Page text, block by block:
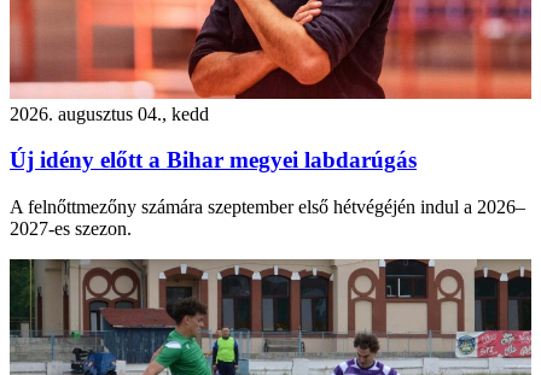
2026. augusztus 04., kedd
Új idény előtt a Bihar megyei labdarúgás
A felnőttmezőny számára szeptember első hétvégéjén indul a 2026–
2027-es szezon.